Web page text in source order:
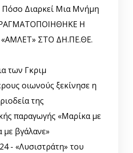
Διαρκεί Μια Μνήμη
Η
ΣΤΟ ΔΗ.ΠΕ.ΘΕ.
των Γκριμ
οιωνούς ξεκίνησε η
της
παραγωγής «Μαρίκα με
με βγάλανε»
- «Λυσιστράτη» του